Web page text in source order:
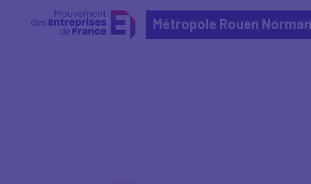
Métropole Rouen